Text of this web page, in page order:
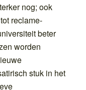
nog; ook
reclame-
beter
worden
stuk in het